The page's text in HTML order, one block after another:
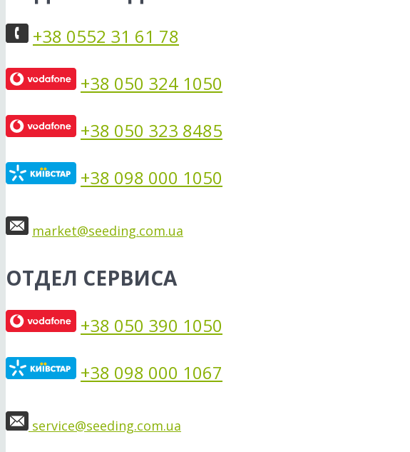
+38 0552 31 61 78
+38 050 324 1050
+38 050 323 8485
+38 098 000 1050
market@seeding.com.ua
ОТДЕЛ СЕРВИСА
+38 050 390 1050
+38 098 000 1067
service@seeding.com.ua